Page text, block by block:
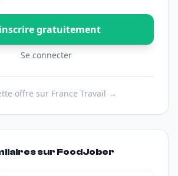
gratuitement
Se connecter
offre sur France Travail →
sur FoodJober